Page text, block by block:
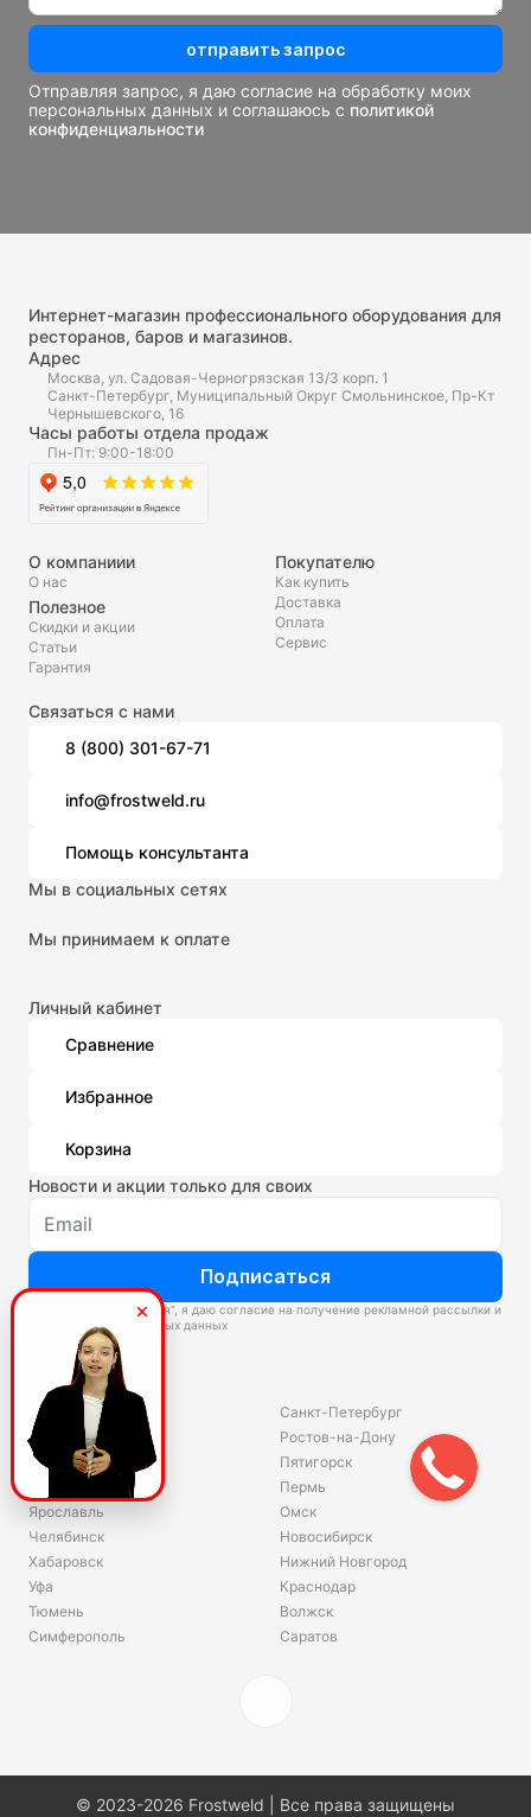
отправить запрос
Отправляя запрос, я даю согласие на обработку моих
персональных данных и соглашаюсь с политикой
конфиденциальности
Интернет-магазин профессионального оборудования для
ресторанов, баров и магазинов.
Адрес
Москва, ул. Садовая-Черногрязская 13/3 корп. 1
Санкт-Петербург, Муниципальный Округ Смольнинское, Пр-Кт
Чернышевского, 16
Часы работы отдела продаж
Пн-Пт: 9:00-18:00
О компаниии
О нас
Полезное
Скидки и акции
Статьи
Гарантия
Покупателю
Как купить
Доставка
Оплата
Сервис
Связаться с нами
8 (800) 301-67-71
info@frostweld.ru
Помощь консультанта
Мы в социальных сетях
Мы принимаем к оплате
Личный кабинет
Сравнение
Избранное
Корзина
Новости и акции только для своих
Подписаться
Нажимая “Подписаться”, я даю согласие на получение рекламной рассылки и
обработку персональных данных
Склады
Владивосток
Екатеринбург
Красноярск
Ярославль
Челябинск
Хабаровск
Уфа
Тюмень
Симферополь
Санкт-Петербург
Ростов-на-Дону
Пятигорск
Пермь
Омск
Новосибирск
Нижний Новгород
Краснодар
Волжск
Саратов
© 2023-2026 Frostweld | Все права защищены